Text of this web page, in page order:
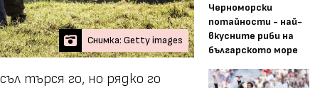
Снимка: Getty images
търся го, но рядко го
Черноморски
потайности - най-
вкусните риби на
българското море